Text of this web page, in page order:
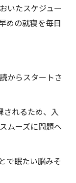
いたスケジュー
めの就寝を毎日
からスタートさ
されるため、入
ムーズに問題へ
で眠たい脳みそ